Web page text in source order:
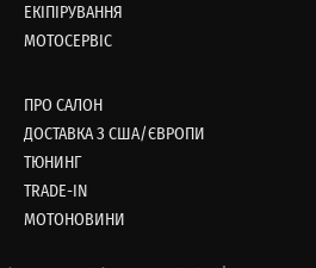
ЕКІПІРУВАННЯ
МОТОСЕРВІС
ПРО САЛОН
ДОСТАВКА З США/ЄВРОПИ
ТЮНИНГ
TRADE-IN
МОТОНОВИНИ